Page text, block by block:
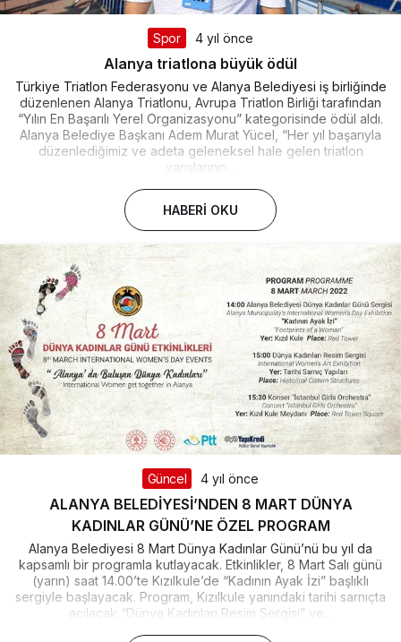
Spor 4 yıl önce
Alanya triatlona büyük ödül
Türkiye Triatlon Federasyonu ve Alanya Belediyesi iş birliğinde
düzenlenen Alanya Triatlonu, Avrupa Triatlon Birliği tarafından
“Yılın En Başarılı Yerel Organizasyonu” kategorisinde ödül aldı.
Alanya Belediye Başkanı Adem Murat Yücel, “Her yıl başarıyla
düzenlediğimiz ve adeta geleneksel hale gelen triatlon
yarışlarının...
HABERI OKU
Güncel 4 yıl önce
ALANYA BELEDİYESİ’NDEN 8 MART DÜNYA
KADINLAR GÜNÜ’NE ÖZEL PROGRAM
Alanya Belediyesi 8 Mart Dünya Kadınlar Günü’nü bu yıl da
kapsamlı bir programla kutlayacak. Etkinlikler, 8 Mart Salı günü
(yarın) saat 14.00’te Kızılkule’de “Kadının Ayak İzi” başlıklı
sergiyle başlayacak. Program, Kızılkule yanındaki tarihi sarnıçta
açılacak “Dünya Kadınları Resim Sergisi” ve...